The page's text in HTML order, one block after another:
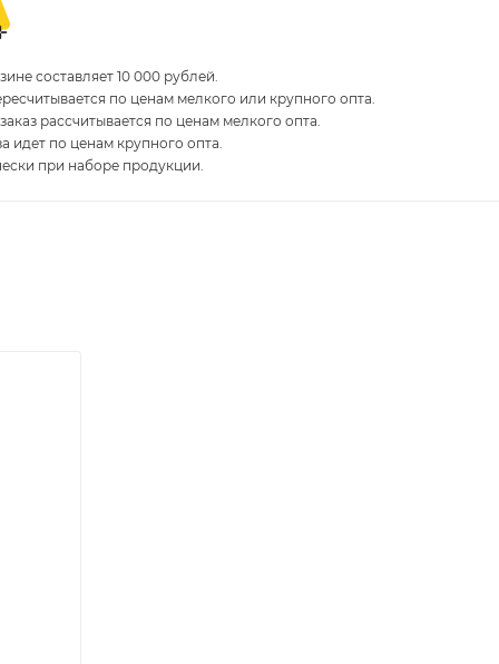
составляет 10 000 рублей.
по ценам мелкого или крупного опта.
рассчитывается по ценам мелкого опта.
идет по ценам крупного опта.
при наборе продукции.